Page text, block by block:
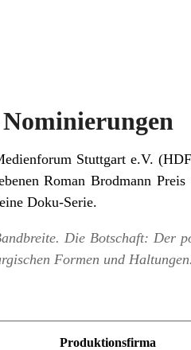
Stuttgart e.V.
Roman Brodmann Preis
Doku-Serie.
Die Botschaft: Der
Formen und
Produktionsfirma